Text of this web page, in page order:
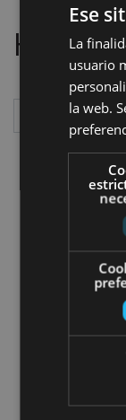
Ese
La
usuario
la web.